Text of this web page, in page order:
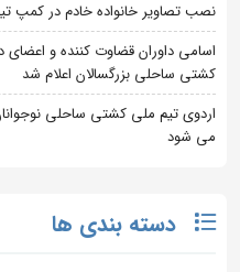
نصب تصاویر خانواده خادم در کمپ
اسامی داوران قضاوت کننده و اعضای
کشتی ساحلی بزرگسالان اعلام شد
می شود
دسته بندی ها